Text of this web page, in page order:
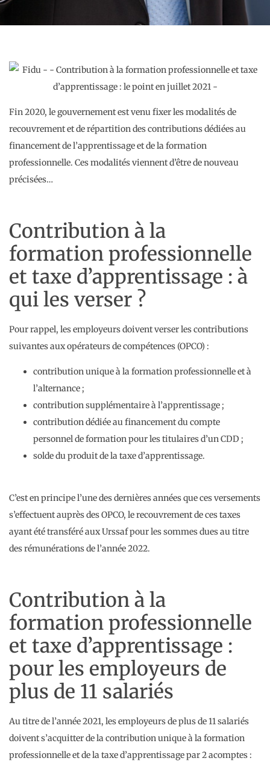
Fin 2020, le gouvernement est venu fixer les modalités de
recouvrement et de répartition des contributions dédiées au
financement de l’apprentissage et de la formation
professionnelle. Ces modalités viennent d’être de nouveau
précisées…
Contribution à la
formation professionnelle
et taxe d’apprentissage : à
qui les verser ?
Pour rappel, les employeurs doivent verser les contributions
suivantes aux opérateurs de compétences (OPCO) :
contribution unique à la formation professionnelle et à
l’alternance ;
contribution supplémentaire à l’apprentissage ;
contribution dédiée au financement du compte
personnel de formation pour les titulaires d’un CDD ;
solde du produit de la taxe d’apprentissage.
C’est en principe l’une des dernières années que ces versements
s’effectuent auprès des OPCO, le recouvrement de ces taxes
ayant été transféré aux Urssaf pour les sommes dues au titre
des rémunérations de l’année 2022.
Contribution à la
formation professionnelle
et taxe d’apprentissage :
pour les employeurs de
plus de 11 salariés
Au titre de l’année 2021, les employeurs de plus de 11 salariés
doivent s’acquitter de la contribution unique à la formation
professionnelle et de la taxe d’apprentissage par 2 acomptes :